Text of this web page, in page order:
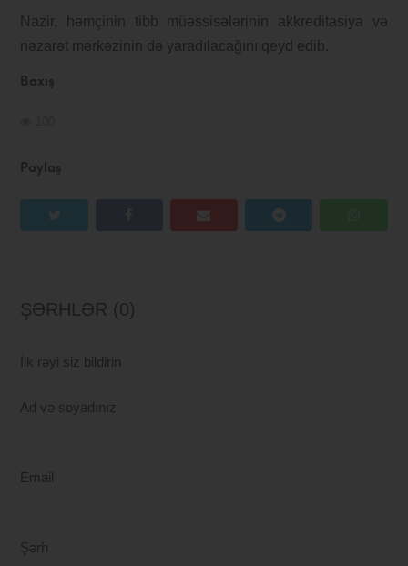
Baxış
Paylaş
Nazir, həmçinin tibb müəssisələrinin akkreditasiya və
nəzarət mərkəzinin də yaradılacağını qeyd edib.
ŞƏRHLƏR (0)
İlk rəyi siz bildirin
Ad və soyadınız
Email
Şərh